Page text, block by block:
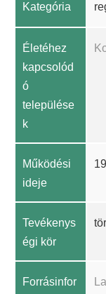
Kategória
Életéhez
kapcsolód
ó
települése
k
Működési
ideje
Tevékenys
égi kör
Forrásinfor